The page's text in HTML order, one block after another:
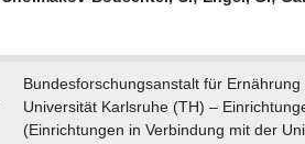
Bundesforschungsanstalt für Ernährung
Universität Karlsruhe (TH) –
(Einrichtungen in Verbindung mit der